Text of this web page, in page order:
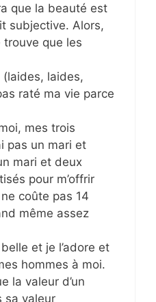
que la beauté est
subjective. Alors,
trouve que les
(laides, laides,
raté ma vie parce
mes trois
pas un mari et
mari et deux
pour m’offrir
coûte pas 14
même assez
et je l’adore et
hommes à moi.
la valeur d’un
sa valeur